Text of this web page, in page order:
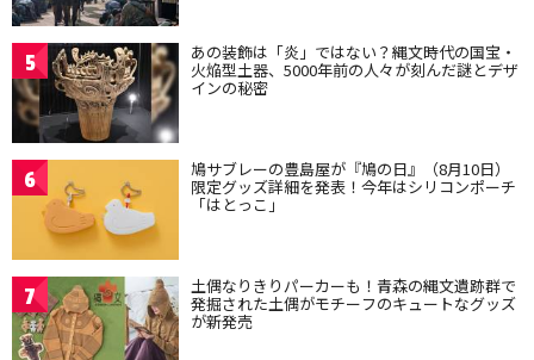
5 あの装飾は「炎」ではない？縄文時代の国宝・
火焔型土器、5000年前の人々が刻んだ謎とデザ
インの秘密
6 鳩サブレーの豊島屋が『鳩の日』（8月10日）
限定グッズ詳細を発表！今年はシリコンポーチ
「はとっこ」
7 土偶なりきりパーカーも！青森の縄文遺跡群で
発掘された土偶がモチーフのキュートなグッズ
が新発売